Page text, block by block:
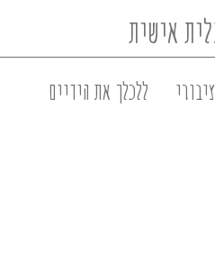
ציבורי ללכלך את הידיים